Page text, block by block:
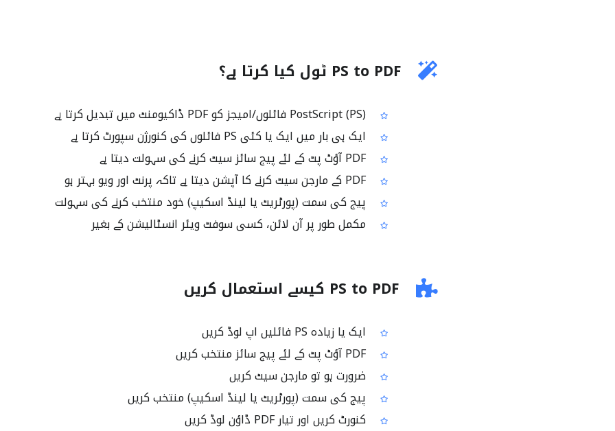
PS to PDF ٹول کیا کرتا ہے؟
PostScript (PS) فائلوں/امیجز کو PDF ڈاکیومنٹ میں تبدیل کرتا ہے
ایک ہی بار میں ایک یا کئی PS فائلوں کی کنورژن سپورٹ کرتا ہے
PDF آؤٹ پٹ کے لئے پیج سائز سیٹ کرنے کی سہولت دیتا ہے
PDF کے مارجن سیٹ کرنے کا آپشن دیتا ہے تاکہ پرنٹ اور ویو بہتر ہو
پیج کی سمت (پورٹریٹ یا لینڈ اسکیپ) خود منتخب کرنے کی سہولت
مکمل طور پر آن لائن، کسی سوفٹ ویئر انسٹالیشن کے بغیر
PS to PDF کیسے استعمال کریں
ایک یا زیادہ PS فائلیں اپ لوڈ کریں
PDF آؤٹ پٹ کے لئے پیج سائز منتخب کریں
ضرورت ہو تو مارجن سیٹ کریں
پیج کی سمت (پورٹریٹ یا لینڈ اسکیپ) منتخب کریں
کنورٹ کریں اور تیار PDF ڈاؤن لوڈ کریں